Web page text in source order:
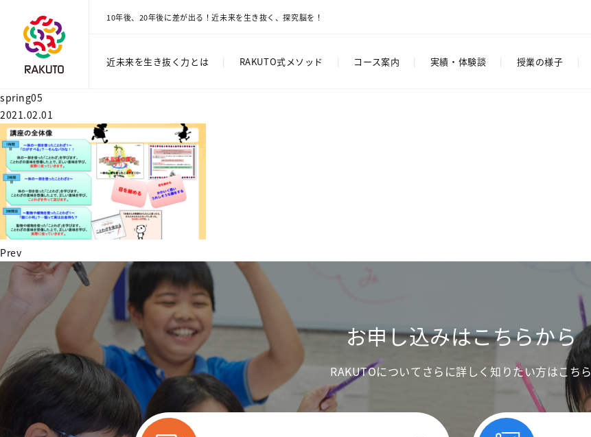
10年後、20年後に差が出る！近未来を生き抜く、探究脳を！
近未来を生き抜く力とは RAKUTO式メソッド コース案内 実績・体験談 授業の様子
spring05
2021.02.01
Prev
お申し込みはこちらから
RAKUTOについてさらに詳しく知りたい方はこちら